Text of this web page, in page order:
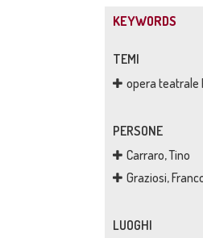
KEYWORDS
TEMI
opera teatrale
PERSONE
Carraro, Tino
Graziosi,
LUOGHI